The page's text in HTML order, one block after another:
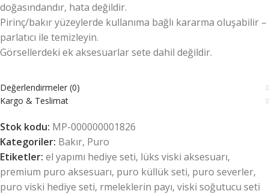
doğasındandır, hata değildir.
Pirinç/bakır yüzeylerde kullanıma bağlı kararma oluşabilir –
parlatıcı ile temizleyin.
Görsellerdeki ek aksesuarlar sete dahil değildir.
Değerlendirmeler (0)
Kargo & Teslimat
Stok kodu: MP-000000001826
Kategoriler: Bakır, Puro
Etiketler: el yapımı hediye seti, lüks viski aksesuarı,
premium puro aksesuarı, puro küllük seti, puro severler,
puro viski hediye seti, rmeleklerin payı, viski soğutucu seti